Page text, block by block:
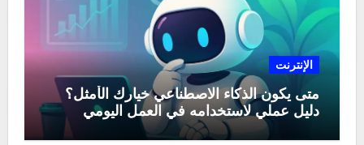
الإنترنت
متى يكون الذكاء الاصطناعي خيارك الأمثل؟
دليل عملي لاستخدامه في العمل اليومي